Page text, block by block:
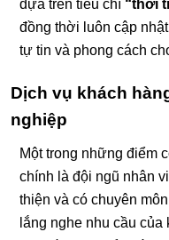
dựa trên tiêu chí “thời
đồng thời luôn cập
tự tin và phong cách
Dịch vụ khách
nghiệp
Một trong những điểm
chính là đội ngũ nhân
thiện và có chuyên
lắng nghe nhu cầu